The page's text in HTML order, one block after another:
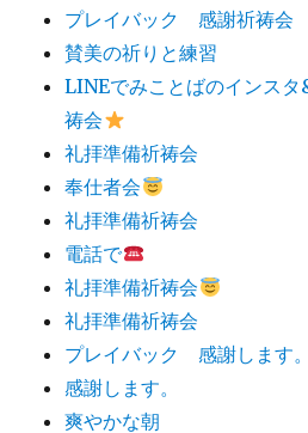
プレイバック 感謝祈祷会
賛美の祈りと練習
LINEでみことばのインス
祷会
礼拝準備祈祷会
奉仕者会
礼拝準備祈祷会
電話で
礼拝準備祈祷会
礼拝準備祈祷会
プレイバック 感謝します。
感謝します。
爽やかな朝